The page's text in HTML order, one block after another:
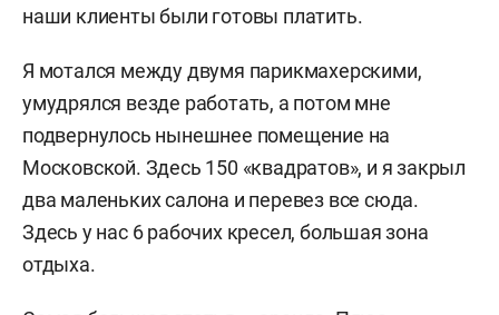
наши клиенты были готовы платить.
Я мотался между двумя парикмахерскими,
умудрялся везде работать, а потом мне
подвернулось нынешнее помещение на
Московской. Здесь 150 «квадратов», и я закрыл
два маленьких салона и перевез все сюда.
Здесь у нас 6 рабочих кресел, большая зона
отдыха.